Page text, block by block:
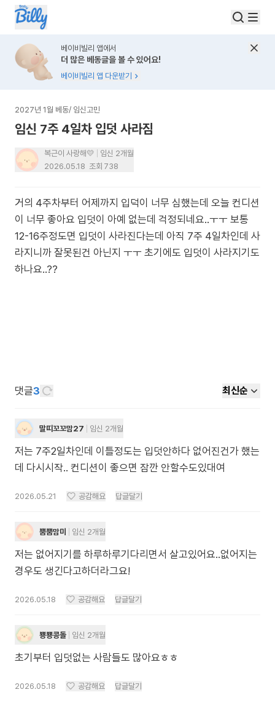
베이비빌리 앱에서
더 많은 베동글을 볼 수 있어요!
베이비빌리 앱 다운받기
2027년 1월 베동/ 임신고민
임신 7주 4일차 입덧 사라짐
복근이 사랑해💛
임신 2개월
2026.05.18 조회 738
거의 4주차부터 어제까지 입덕이 너무 심했는데 오늘 컨디션
이 너무 좋아요 입덧이 아예 없는데 걱정되네요..ㅜㅜ 보통
12-16주정도면 입덧이 사라진다는데 아직 7주 4일차인데 사
라지니까 잘못된건 아닌지 ㅜㅜ 초기에도 입덧이 사라지기도
하나요..??
댓글3 최신순
말띠꼬꼬맘27 임신 2개월
저는 7주2일차인데 이틀정도는 입덧안하다 없어진건가 했는
데 다시시작.. 컨디션이 좋으면 잠깐 안할수도있대여
2026.05.21 공감해요 답글달기
뿜뿜맘미 임신 2개월
저는 없어지기를 하루하루기다리면서 살고있어요..없어지는
경우도 생긴다고하더라그요!
2026.05.18 공감해요 답글달기
뿅뿅콩돌 임신 2개월
초기부터 입덧없는 사람들도 많아요ㅎㅎ
2026.05.18 공감해요 답글달기